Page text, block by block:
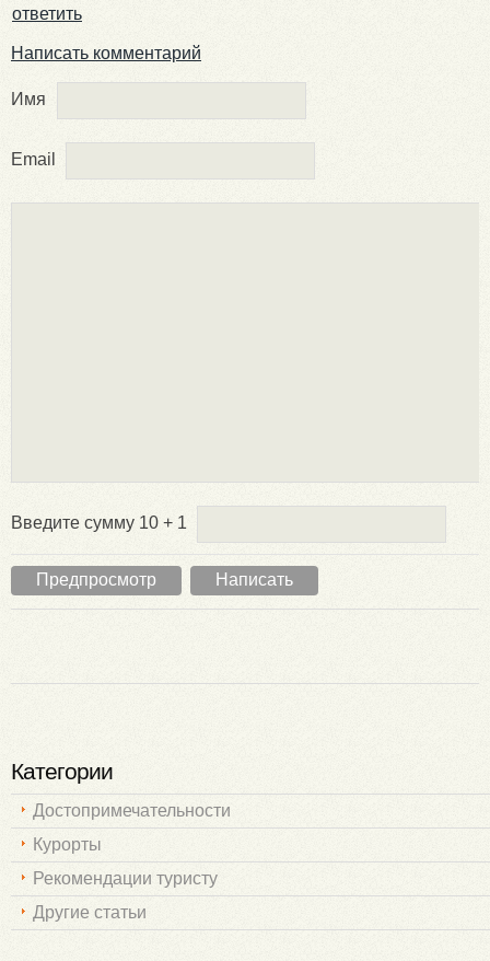
ответить
Написать комментарий
Имя
Email
Введите сумму 10 + 1
Категории
Достопримечательности
Курорты
Рекомендации туристу
Другие статьи